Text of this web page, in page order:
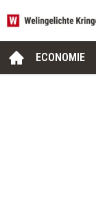
ECONOMIE